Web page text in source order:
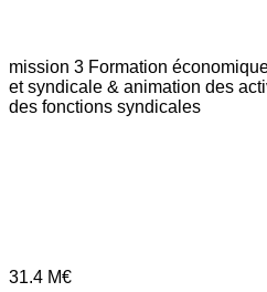
mission 3 Formation
et syndicale & animation des
des fonctions syndicales
31.4 M€